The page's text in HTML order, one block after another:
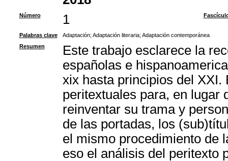
Número 1
Palabras clave Adaptación; Adaptación literaria; Adaptación contemporánea
Resumen
Este trabajo esclarece la
españolas e
xix hasta principios del XXI.
peritextuales para, en lugar
reinventar su trama y
de las portadas, los
el mismo procedimiento de
eso el análisis del peritexto